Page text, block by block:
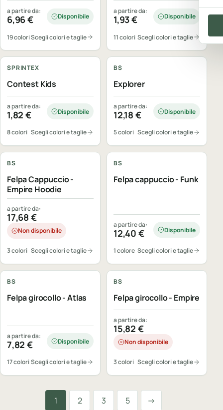
a partire da:
6,96€ Disponibile
19 coloriScegli colori e taglie
a partire da:
1,93€ Disponibile
11 colori Scegli colori e taglie
SPRINTEX
Contest Kids
a partire da:
1,82€ Disponibile
8 colori Scegli colori e taglie
BS
Explorer
a partire da:
12,18 € Disponibile
5 colori Scegli colori e taglie
BS
Felpa Cappuccio -
Empire Hoodie
a partire da:
17,68 €
Non disponibile
3 colori Scegli colori e taglie
BS
Felpa cappuccio - Funk
a partire da:
12,40 € Disponibile
1 colore Scegli colori e taglie
BS
Felpa girocollo - Atlas
a partire da:
7,82€ Disponibile
17 coloriScegli colori e taglie
BS
Felpa girocollo - Empire
a partire da:
15,82 €
Non disponibile
3 colori Scegli colori e taglie
1 2 3 5 →
Successiva